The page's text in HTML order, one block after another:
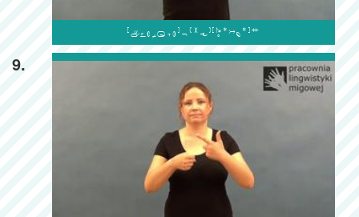

9.